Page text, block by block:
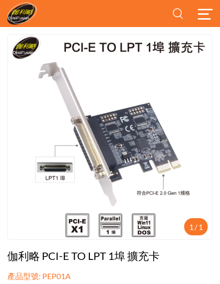
1 /1
伽利略 PCI-E TO LPT 1埠 擴充卡
產品型號: PEP01A